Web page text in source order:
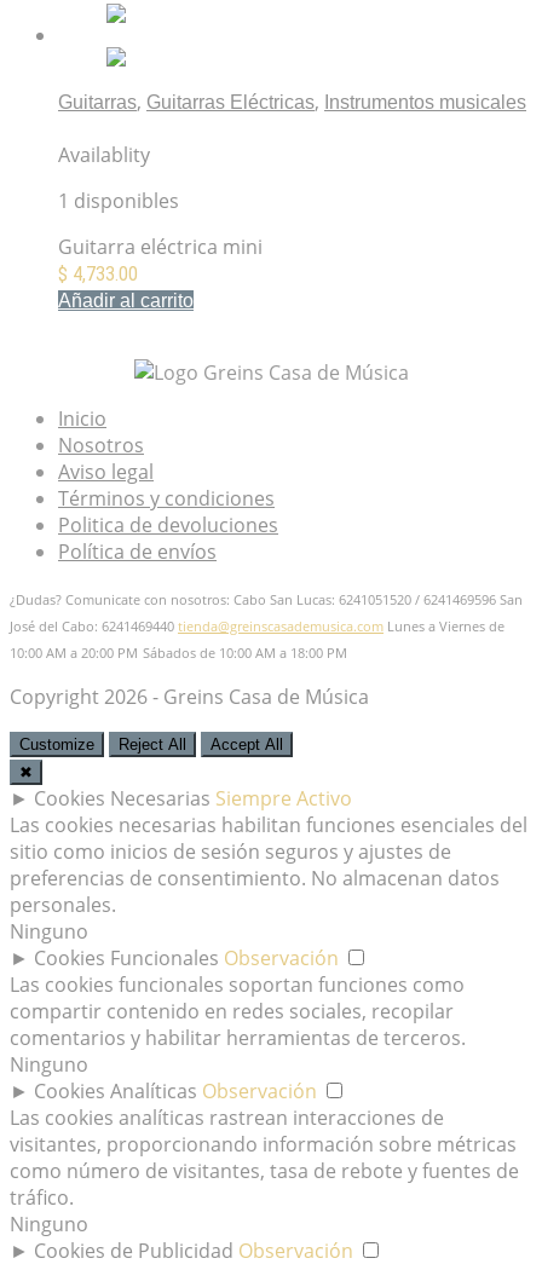
Guitarras, Guitarras Eléctricas, Instrumentos musicales
Availablity
1 disponibles
Guitarra eléctrica mini
$ 4,733.00
Añadir al carrito
Inicio
Nosotros
Aviso legal
Términos y condiciones
Politica de devoluciones
Política de envíos
¿Dudas? Comunicate con nosotros: Cabo San Lucas: 6241051520 / 6241469596 San
José del Cabo: 6241469440 tienda@greinscasademusica.com Lunes a Viernes de
10:00 AM a 20:00 PM Sábados de 10:00 AM a 18:00 PM
Copyright 2026 - Greins Casa de Música
Customize Reject All
Accept All
✖
► Cookies Necesarias Siempre Activo
Las cookies necesarias habilitan funciones esenciales del
sitio como inicios de sesión seguros y ajustes de
preferencias de consentimiento. No almacenan datos
personales.
Ninguno
► Cookies Funcionales Observación
Las cookies funcionales soportan funciones como
compartir contenido en redes sociales, recopilar
comentarios y habilitar herramientas de terceros.
Ninguno
► Cookies Analíticas Observación
Las cookies analíticas rastrean interacciones de
visitantes, proporcionando información sobre métricas
como número de visitantes, tasa de rebote y fuentes de
tráfico.
Ninguno
► Cookies de Publicidad Observación